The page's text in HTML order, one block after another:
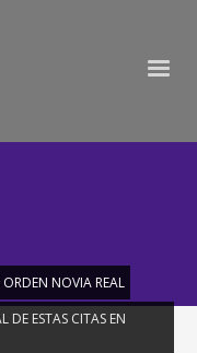
ORDEN NOVIA REAL
DE ESTAS CITAS EN